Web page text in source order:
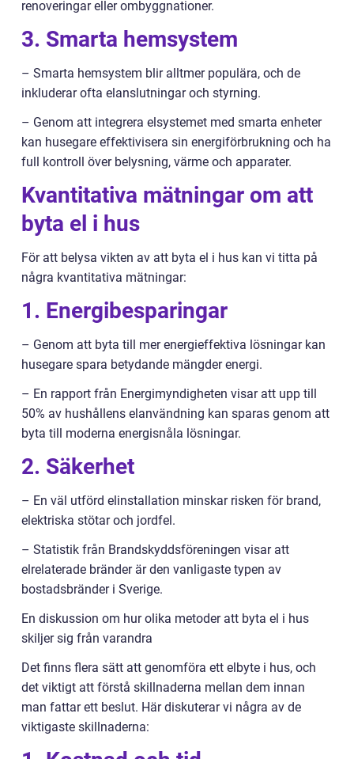
renoveringar eller ombyggnationer.
3. Smarta hemsystem
– Smarta hemsystem blir alltmer populära, och de
inkluderar ofta elanslutningar och styrning.
– Genom att integrera elsystemet med smarta enheter
kan husegare effektivisera sin energiförbrukning och ha
full kontroll över belysning, värme och apparater.
Kvantitativa mätningar om att
byta el i hus
För att belysa vikten av att byta el i hus kan vi titta på
några kvantitativa mätningar:
1. Energibesparingar
– Genom att byta till mer energieffektiva lösningar kan
husegare spara betydande mängder energi.
– En rapport från Energimyndigheten visar att upp till
50% av hushållens elanvändning kan sparas genom att
byta till moderna energisnåla lösningar.
2. Säkerhet
– En väl utförd elinstallation minskar risken för brand,
elektriska stötar och jordfel.
– Statistik från Brandskyddsföreningen visar att
elrelaterade bränder är den vanligaste typen av
bostadsbränder i Sverige.
En diskussion om hur olika metoder att byta el i hus
skiljer sig från varandra
Det finns flera sätt att genomföra ett elbyte i hus, och
det viktigt att förstå skillnaderna mellan dem innan
man fattar ett beslut. Här diskuterar vi några av de
viktigaste skillnaderna: